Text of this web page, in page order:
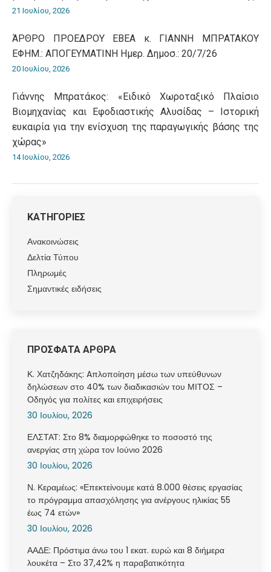
21 Ιουλίου, 2026
ΆΡΘΡΟ ΠΡΟΕΔΡΟΥ ΕΒΕΑ κ. ΓΙΑΝΝΗ ΜΠΡΑΤΑΚΟΥ
ΕΦΗΜ.: ΑΠΟΓΕΥΜΑΤΙΝΗ Ημερ. Δημοσ.: 20/7/26
20 Ιουλίου, 2026
Γιάννης Μπρατάκος: «Ειδικό Χωροταξικό Πλαίσιο
Βιομηχανίας και Εφοδιαστικής Αλυσίδας – Ιστορική
ευκαιρία για την ενίσχυση της παραγωγικής βάσης της
χώρας»
14 Ιουλίου, 2026
ΚΑΤΗΓΟΡΙΕΣ
Ανακοινώσεις
Δελτία Τύπου
Πληρωμές
Σημαντικές ειδήσεις
ΠΡΟΣΦΑΤΑ ΑΡΘΡΑ
Κ. Χατζηδάκης: Aπλοποίηση μέσω των υπεύθυνων
δηλώσεων στο 40% των διαδικασιών του ΜΙΤΟΣ –
Οδηγός για πολίτες και επιχειρήσεις
30 Ιουλίου, 2026
ΕΛΣΤΑΤ: Στο 8% διαμορφώθηκε το ποσοστό της
ανεργίας στη χώρα τον Ιούνιο 2026
30 Ιουλίου, 2026
Ν. Κεραμέως: «Επεκτείνουμε κατά 8.000 θέσεις εργασίας
το πρόγραμμα απασχόλησης για ανέργους ηλικίας 55
έως 74 ετών»
30 Ιουλίου, 2026
ΑΑΔΕ: Πρόστιμα άνω του 1 εκατ. ευρώ και 8 διήμερα
λουκέτα – Στο 37,42% η παραβατικότητα